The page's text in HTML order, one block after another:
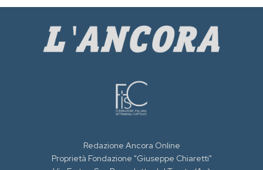
Redazione Ancora Online
Proprietà Fondazione "Giuseppe Chiaretti"